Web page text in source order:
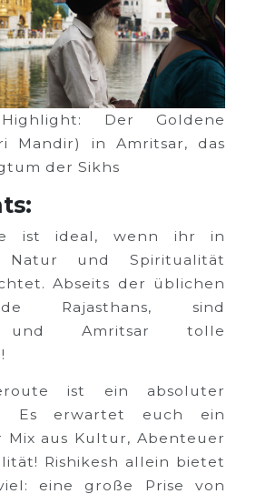
Der Goldene
Mandir) in Amritsar, das
der Sikhs
ist ideal, wenn ihr in
Natur und Spiritualität
Abseits der üblichen
Rajasthans, sind
und Amritsar tolle
ist ein absoluter
Es erwartet euch ein
Mix aus Kultur, Abenteuer
Rishikesh allein bietet
eine große Prise von